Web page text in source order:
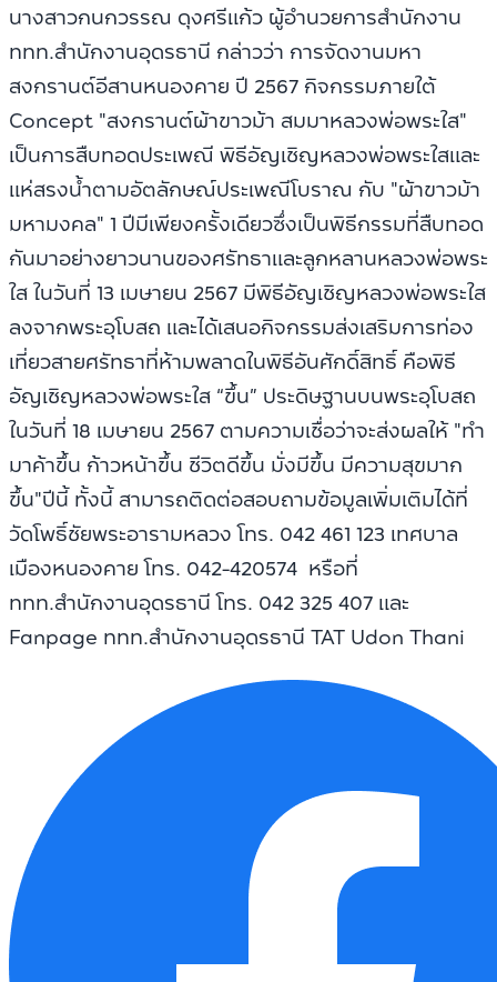
นางสาวกนกวรรณ ดุงศรีแก้ว ผู้อำนวยการสำนักงาน
ททท.สำนักงานอุดรธานี กล่าวว่า การจัดงานมหา
สงกรานต์อีสานหนองคาย ปี 2567 กิจกรรมภายใต้
Concept "สงกรานต์ผ้าขาวม้า สมมาหลวงพ่อพระใส"
เป็นการสืบทอดประเพณี พิธีอัญเชิญหลวงพ่อพระใสและ
แห่สรงน้ำตามอัตลักษณ์ประเพณีโบราณ กับ "ผ้าขาวม้า
มหามงคล" 1 ปีมีเพียงครั้งเดียวซึ่งเป็นพิธีกรรมที่สืบทอด
กันมาอย่างยาวนานของศรัทธาและลูกหลานหลวงพ่อพระ
ใส ในวันที่ 13 เมษายน 2567 มีพิธีอัญเชิญหลวงพ่อพระใส
ลงจากพระอุโบสถ และได้เสนอกิจกรรมส่งเสริมการท่อง
เที่ยวสายศรัทธาที่ห้ามพลาดในพิธีอันศักดิ์สิทธิ์ คือพิธี
อัญเชิญหลวงพ่อพระใส “ขึ้น” ประดิษฐานบนพระอุโบสถ
ในวันที่ 18 เมษายน 2567 ตามความเชื่อว่าจะส่งผลให้ "ทำ
มาค้าขึ้น ก้าวหน้าขึ้น ชีวิตดีขึ้น มั่งมีขึ้น มีความสุขมาก
ขึ้น"ปีนี้ ทั้งนี้ สามารถติดต่อสอบถามข้อมูลเพิ่มเติมได้ที่
วัดโพธิ์ชัยพระอารามหลวง โทร. 042 461 123 เทศบาล
เมืองหนองคาย โทร. 042-420574 หรือที่
ททท.สำนักงานอุดรธานี โทร. 042 325 407 และ
Fanpage ททท.สำนักงานอุดรธานี TAT Udon Thani